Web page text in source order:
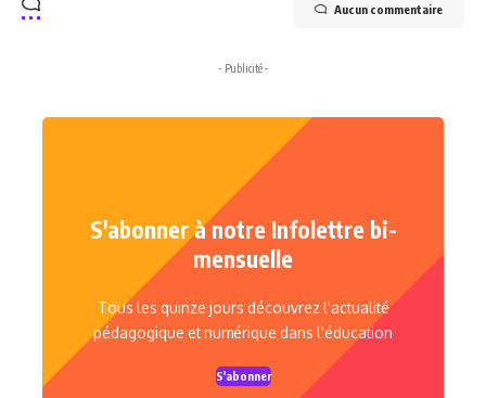
Aucun commentaire
- Publicité -
S'abonner à notre Infolettre bi-
mensuelle
Tous les quinze jours découvrez l'actualité
pédagogique et numérique dans l'éducation
S'abonner